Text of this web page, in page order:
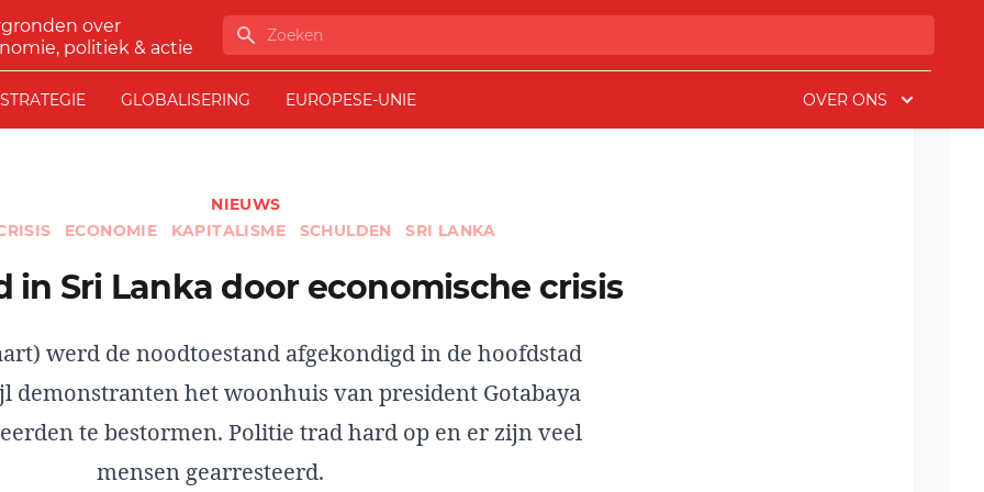
over
politiek & actie
Zoeken
STRATEGIE GLOBALISERING EUROPESE-UNIE OVER ONS
NIEUWS
ECONOMIE KAPITALISME SCHULDEN SRI LANKA
in Sri Lanka door economische crisis
werd de noodtoestand afgekondigd in de hoofdstad
demonstranten het woonhuis van president Gotabaya
te bestormen. Politie trad hard op en er zijn veel
mensen gearresteerd.